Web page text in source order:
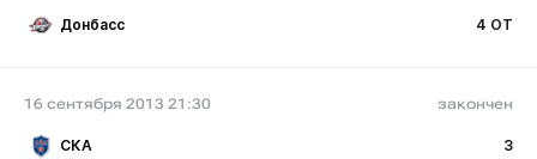
Донбасс 4 ОТ
16 сентября 2013 21:30 закончен
СКА 3